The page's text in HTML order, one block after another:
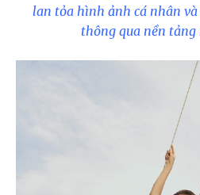
lan tỏa hình ảnh cá nhân
thông qua nền tảng